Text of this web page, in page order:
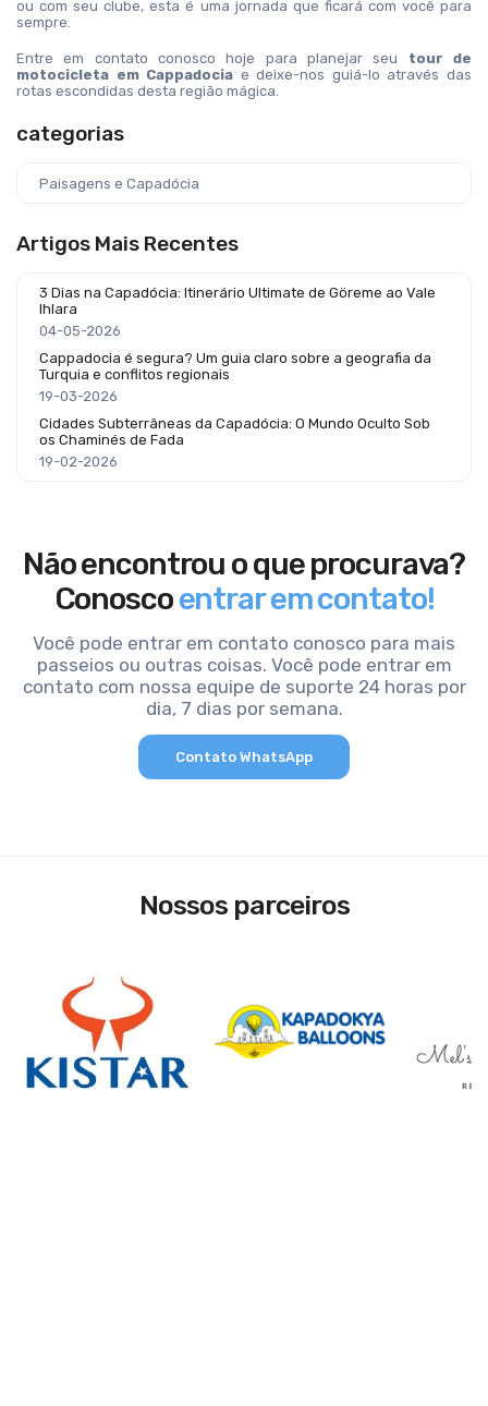
ou com seu clube, esta é uma jornada que ficará com você para
sempre.
Entre em contato conosco hoje para planejar seu tour de
motocicleta em Cappadocia e deixe-nos guiá-lo através das
rotas escondidas desta região mágica.
categorias
Paisagens e Capadócia
Artigos Mais Recentes
3 Dias na Capadócia: Itinerário Ultimate de Göreme ao Vale
Ihlara
04-05-2026
Cappadocia é segura? Um guia claro sobre a geografia da
Turquia e conflitos regionais
19-03-2026
Cidades Subterrâneas da Capadócia: O Mundo Oculto Sob
os Chaminés de Fada
19-02-2026
Não encontrou o que procurava?
Conoscoentrar em contato!
Você pode entrar em contato conosco para mais
passeios ou outras coisas. Você pode entrar em
contato com nossa equipe de suporte 24 horas por
dia, 7 dias por semana.
Contato WhatsApp
Nossos parceiros